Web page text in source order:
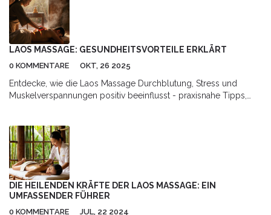
LAOS MASSAGE: GESUNDHEITSVORTEILE ERKLÄRT
0 KOMMENTARE OKT, 26 2025
Entdecke, wie die Laos Massage Durchblutung, Stress und
Muskelverspannungen positiv beeinflusst - praxisnahe Tipps,
DIE HEILENDEN KRÄFTE DER LAOS MASSAGE: EIN
UMFASSENDER FÜHRER
0 KOMMENTARE JUL, 22 2024